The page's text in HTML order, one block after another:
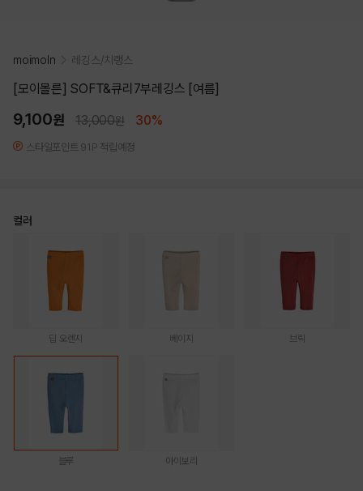
moimoln 레깅스/치랭스
[모이몰른] SOFT&큐리7부레깅스 [여름]
9,100원 13,000원 30%
스타일포인트 91P 적립예정
컬러
딥 오렌지 베이지 브릭
블루 아이보리